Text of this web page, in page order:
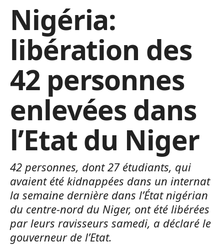
Nigéria:
libération des
42 personnes
enlevées dans
l’Etat du Niger
42 personnes, dont 27 étudiants, qui
avaient été kidnappées dans un internat
la semaine dernière dans l’État nigérian
du centre-nord du Niger, ont été libérées
par leurs ravisseurs samedi, a déclaré le
gouverneur de l’Etat.